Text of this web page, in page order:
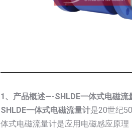
1、产品概述—-SHLDE一体式电磁流
SHLDE一体式电磁流量计是20世纪
体式电磁流量计是应用电磁感应原